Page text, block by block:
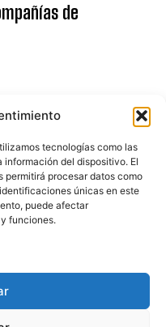
tecnologías como las
del dispositivo. El
permitirá procesar datos como
únicas en este
puede afectar
funciones.
de
acuerdo» para